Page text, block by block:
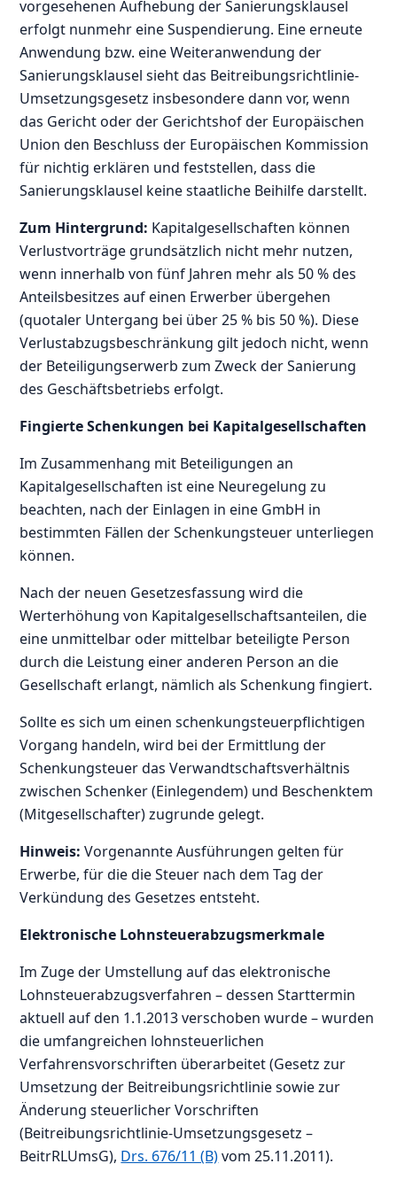
vorgesehenen Aufhebung der Sanierungsklausel
erfolgt nunmehr eine Suspendierung. Eine erneute
Anwendung bzw. eine Weiteranwendung der
Sanierungsklausel sieht das Beitreibungsrichtlinie-
Umsetzungsgesetz insbesondere dann vor, wenn
das Gericht oder der Gerichtshof der Europäischen
Union den Beschluss der Europäischen Kommission
für nichtig erklären und feststellen, dass die
Sanierungsklausel keine staatliche Beihilfe darstellt.
Zum Hintergrund: Kapitalgesellschaften können
Verlustvorträge grundsätzlich nicht mehr nutzen,
wenn innerhalb von fünf Jahren mehr als 50 % des
Anteilsbesitzes auf einen Erwerber übergehen
(quotaler Untergang bei über 25 % bis 50 %). Diese
Verlustabzugsbeschränkung gilt jedoch nicht, wenn
der Beteiligungserwerb zum Zweck der Sanierung
des Geschäftsbetriebs erfolgt.
Fingierte Schenkungen bei Kapitalgesellschaften
Im Zusammenhang mit Beteiligungen an
Kapitalgesellschaften ist eine Neuregelung zu
beachten, nach der Einlagen in eine GmbH in
bestimmten Fällen der Schenkungsteuer unterliegen
können.
Nach der neuen Gesetzesfassung wird die
Werterhöhung von Kapitalgesellschaftsanteilen, die
eine unmittelbar oder mittelbar beteiligte Person
durch die Leistung einer anderen Person an die
Gesellschaft erlangt, nämlich als Schenkung fingiert.
Sollte es sich um einen schenkungsteuerpflichtigen
Vorgang handeln, wird bei der Ermittlung der
Schenkungsteuer das Verwandtschaftsverhältnis
zwischen Schenker (Einlegendem) und Beschenktem
(Mitgesellschafter) zugrunde gelegt.
Hinweis: Vorgenannte Ausführungen gelten für
Erwerbe, für die die Steuer nach dem Tag der
Verkündung des Gesetzes entsteht.
Elektronische Lohnsteuerabzugsmerkmale
Im Zuge der Umstellung auf das elektronische
Lohnsteuerabzugsverfahren – dessen Starttermin
aktuell auf den 1.1.2013 verschoben wurde – wurden
die umfangreichen lohnsteuerlichen
Verfahrensvorschriften überarbeitet (Gesetz zur
Umsetzung der Beitreibungsrichtlinie sowie zur
Änderung steuerlicher Vorschriften
(Beitreibungsrichtlinie-Umsetzungsgesetz –
BeitrRLUmsG), Drs. 676/11 (B)vom 25.11.2011).